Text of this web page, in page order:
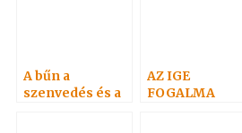
A bűn a
szenvedés és a
AZ IGE
FOGALMA